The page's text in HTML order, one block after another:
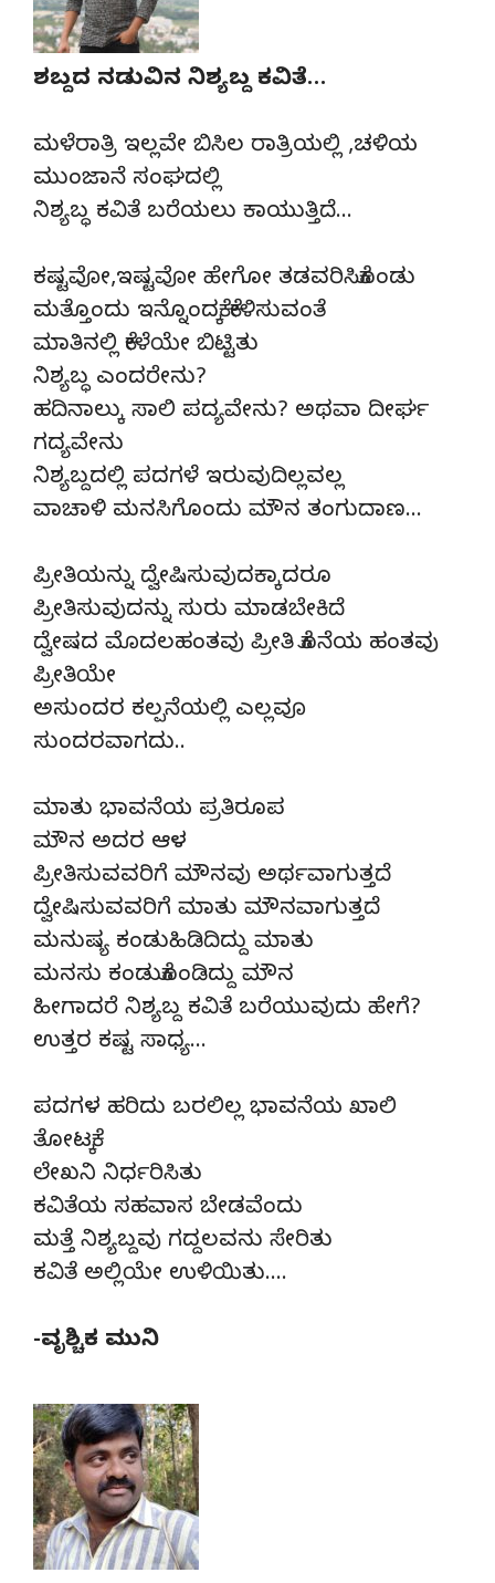
ಶಬ್ದದ ನಡುವಿನ ನಿಶ್ಯಬ್ದ ಕವಿತೆ…
ಮಳೆರಾತ್ರಿ ಇಲ್ಲವೇ ಬಿಸಿಲ ರಾತ್ರಿಯಲ್ಲಿ ,ಚಳಿಯ
ಮುಂಜಾನೆ ಸಂಘದಲ್ಲಿ
ನಿಶ್ಯಬ್ಧ ಕವಿತೆ ಬರೆಯಲು ಕಾಯುತ್ತಿದೆ…
ಕಷ್ಟವೋ,ಇಷ್ಟವೋ ಹೇಗೋ ತಡವರಿಸಿಕೊಂಡು
ಮತ್ತೊಂದು ಇನ್ನೊಂದಕ್ಕೆ ಕೇಳಿಸುವಂತೆ
ಮಾತಿನಲ್ಲಿ ಕೇಳೆಯೇ ಬಿಟ್ಟಿತು
ನಿಶ್ಯಬ್ಧ ಎಂದರೇನು?
ಹದಿನಾಲ್ಕು ಸಾಲಿ ಪದ್ಯವೇನು? ಅಥವಾ ದೀರ್ಘ
ಗದ್ಯವೇನು
ನಿಶ್ಯಬ್ದದಲ್ಲಿ ಪದಗಳೆ ಇರುವುದಿಲ್ಲವಲ್ಲ
ವಾಚಾಳಿ ಮನಸಿಗೊಂದು ಮೌನ ತಂಗುದಾಣ…
ಪ್ರೀತಿಯನ್ನು ದ್ವೇಷಿಸುವುದಕ್ಕಾದರೂ
ಪ್ರೀತಿಸುವುದನ್ನು ಸುರು ಮಾಡಬೇಕಿದೆ
ದ್ವೇಷದ ಮೊದಲಹಂತವು ಪ್ರೀತಿ ಕೊನೆಯ ಹಂತವು
ಪ್ರೀತಿಯೇ
ಅಸುಂದರ ಕಲ್ಪನೆಯಲ್ಲಿ ಎಲ್ಲವೂ
ಸುಂದರವಾಗದು..
ಮಾತು ಭಾವನೆಯ ಪ್ರತಿರೂಪ
ಮೌನ ಅದರ ಆಳ
ಪ್ರೀತಿಸುವವರಿಗೆ ಮೌನವು ಅರ್ಥವಾಗುತ್ತದೆ
ದ್ವೇಷಿಸುವವರಿಗೆ ಮಾತು ಮೌನವಾಗುತ್ತದೆ
ಮನುಷ್ಯ ಕಂಡುಹಿಡಿದಿದ್ದು ಮಾತು
ಮನಸು ಕಂಡುಕೊಂಡಿದ್ದು ಮೌನ
ಹೀಗಾದರೆ ನಿಶ್ಯಬ್ದ ಕವಿತೆ ಬರೆಯುವುದು ಹೇಗೆ?
ಉತ್ತರ ಕಷ್ಟ ಸಾಧ್ಯ…
ಪದಗಳ ಹರಿದು ಬರಲಿಲ್ಲ ಭಾವನೆಯ ಖಾಲಿ
ತೋಟಕ್ಕೆ
ಲೇಖನಿ ನಿರ್ಧರಿಸಿತು
ಕವಿತೆಯ ಸಹವಾಸ ಬೇಡವೆಂದು
ಮತ್ತೆ ನಿಶ್ಯಬ್ದವು ಗದ್ದಲವನು ಸೇರಿತು
ಕವಿತೆ ಅಲ್ಲಿಯೇ ಉಳಿಯಿತು….
-ವೃಶ್ಚಿಕ ಮುನಿ